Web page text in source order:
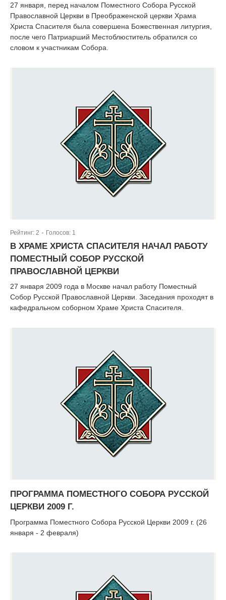
27 января, перед началом Поместного Собора Русской
Православной Церкви в Преображенской церкви Храма
Христа Спасителя была совершена Божественная литургия,
после чего Патриарший Местоблюститель обратился со
словом к участникам Собора.
Рейтинг: 2 Голосов: 1
В ХРАМЕ ХРИСТА СПАСИТЕЛЯ НАЧАЛ РАБОТУ
ПОМЕСТНЫЙ СОБОР РУССКОЙ
ПРАВОСЛАВНОЙ ЦЕРКВИ
27 января 2009 года в Москве начал работу Поместный
Собор Русской Православной Церкви. Заседания проходят в
кафедральном соборном Храме Христа Спасителя.
ПРОГРАММА ПОМЕСТНОГО СОБОРА РУССКОЙ
ЦЕРКВИ 2009 Г.
Программа Поместного Собора Русской Церкви 2009 г. (26
января - 2 февраля)